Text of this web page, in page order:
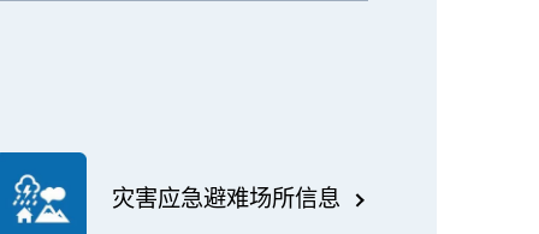
灾害应急避难场所信息